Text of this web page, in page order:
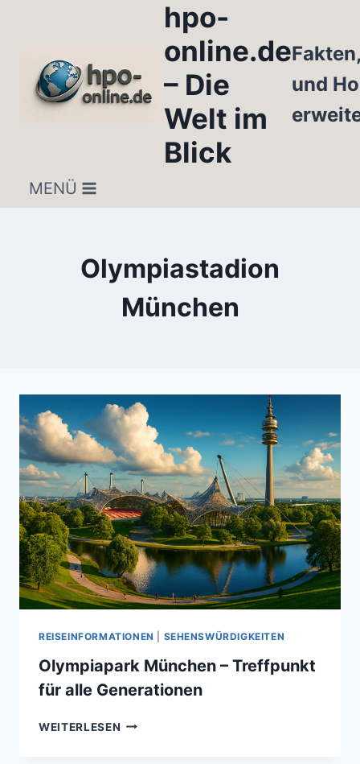
hpo-
online.de
– Die
Welt im
Blick
und
MENÜ
Olympiastadion
München
REISEINFORMATIONEN SEHENSWÜRDIGKEITEN
Olympiapark München – Treffpunkt
für alle Generationen
WEITERLESEN OLYMPIAPARK